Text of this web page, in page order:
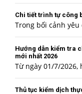
Chi tiết trình tự công
Trong bối cảnh
Hướng dẫn kiểm tra
mới nhất 2026
Từ ngày 01/7/
Thủ tục kiểm dịch